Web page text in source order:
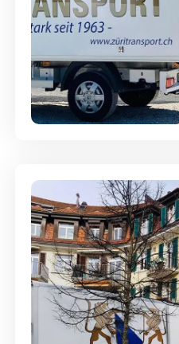
Möbellagerung -
aufbewahrt